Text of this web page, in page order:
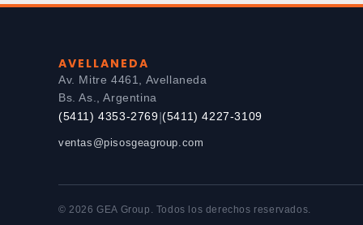
AVELLANEDA
Av. Mitre 4461, Avellaneda
Bs. As., Argentina
(5411) 4353-2769 |(5411) 4227-3109
ventas@pisosgeagroup.com
© 2026 GEA Group. Todos los derechos reservados.